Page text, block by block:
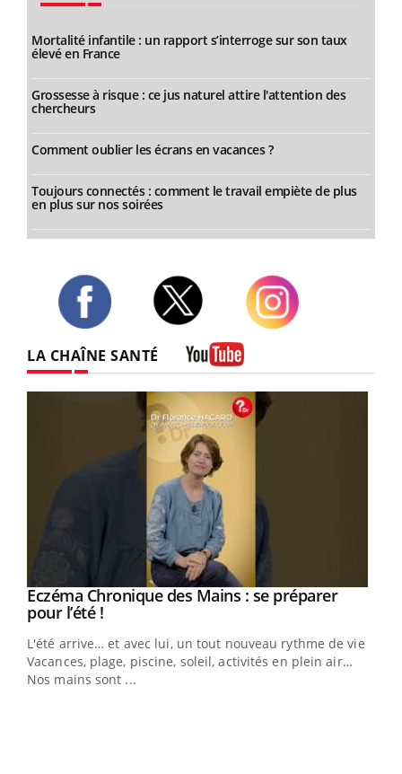
Mortalité infantile : un rapport s’interroge sur son taux
élevé en France
Grossesse à risque : ce jus naturel attire l'attention des
chercheurs
Comment oublier les écrans en vacances ?
Toujours connectés : comment le travail empiète de plus
en plus sur nos soirées
LA CHAÎNE SANTÉ
Youtube
Eczéma Chronique des Mains : se préparer
pour l’été !Youtube
L'été arrive… et avec lui, un tout nouveau rythme de vie !
Vacances, plage, piscine, soleil, activités en plein air…
Nos mains sont ...